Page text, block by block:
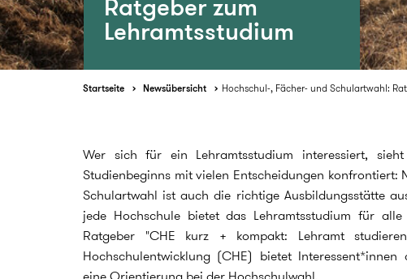
Ratgeber zum
Lehramtsstudium
Startseite Newsübersicht Hochschul-, Fächer- und Schulartwahl:
Wer sich für ein Lehramtsstudium interessiert,
Studienbeginns mit vielen Entscheidungen konfrontiert:
Schulartwahl ist auch die richtige Ausbildungsstätte
jede Hochschule bietet das Lehramtsstudium für
Ratgeber "CHE kurz + kompakt: Lehramt
Hochschulentwicklung (CHE) bietet Interessent*innen